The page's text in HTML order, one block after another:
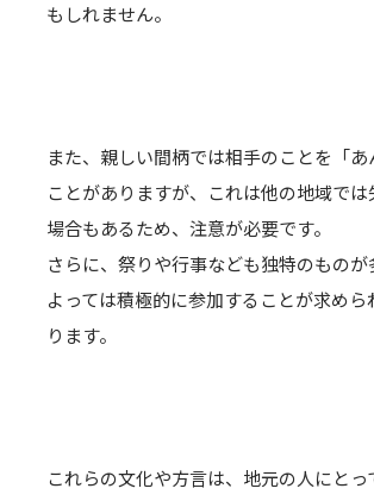
もしれません。
また、親しい間柄では相手のことを「
ことがありますが、これは他の地域では
場合もあるため、注意が必要です。
さらに、祭りや行事なども独特のもの
よっては積極的に参加することが求めら
ります。
これらの文化や方言は、地元の人にと